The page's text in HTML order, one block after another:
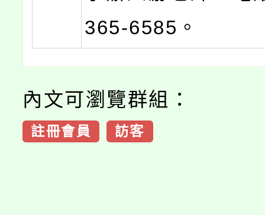
365-6585。
內文可瀏覽群組：
註冊會員 訪客